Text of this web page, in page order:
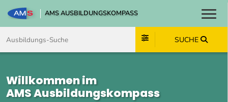
AMS AUSBILDUNGSKOMPASS
SUCHE
Willkommen im
AMS Ausbildungskompass